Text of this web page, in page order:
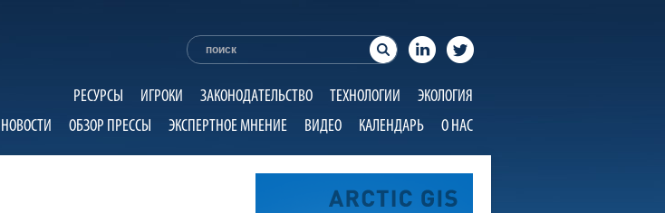
РЕСУРСЫ ИГРОКИ ЗАКОНОДАТЕЛЬСТВО ТЕХНОЛОГИИ
ЭКОЛОГИЯ
НОВОСТИ
ОБЗОР ПРЕССЫ ЭКСПЕРТНОЕ МНЕНИЕ ВИДЕО КАЛЕНДАРЬ О НАС